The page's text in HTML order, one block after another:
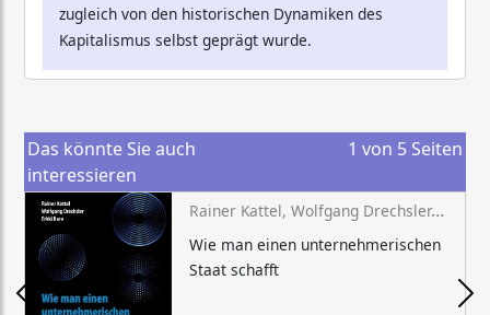
zugleich von den historischen Dynamiken des
Kapitalismus selbst geprägt wurde.
Das könnte Sie auch
interessieren
1 von 5 Seiten
Rainer Kattel, Wolfgang Drechsler, Erkki Karo
Wie man einen unternehmerischen
Staat schafft